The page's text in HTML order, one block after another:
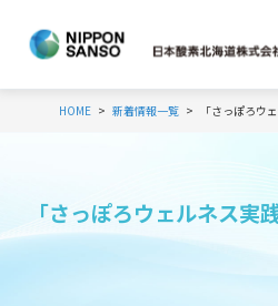
HOME 新着情報一覧 「さっぽろウ
「さっぽろウェルネス実